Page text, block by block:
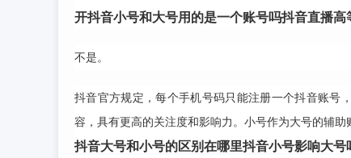
开抖音小号和大号用的是一个账号吗抖音直播高
不是。
抖音官方规定，每个手机号码只能注册一个抖音账号
容，具有更高的关注度和影响力。小号作为大号的辅
抖音大号和小号的区别在哪里抖音小号影响大号